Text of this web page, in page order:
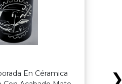
En Céramica